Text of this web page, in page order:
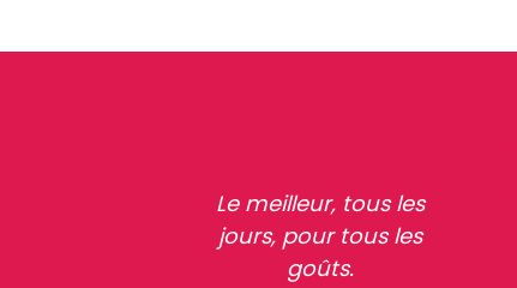
Le meilleur, tous les
jours, pour tous les
goûts.